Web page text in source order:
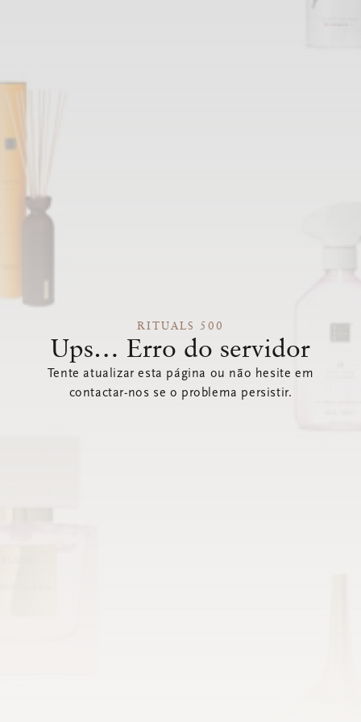
RITUALS 500
Ups… Erro do servidor
Tente atualizar esta página ou não hesite em
contactar-nos se o problema persistir.